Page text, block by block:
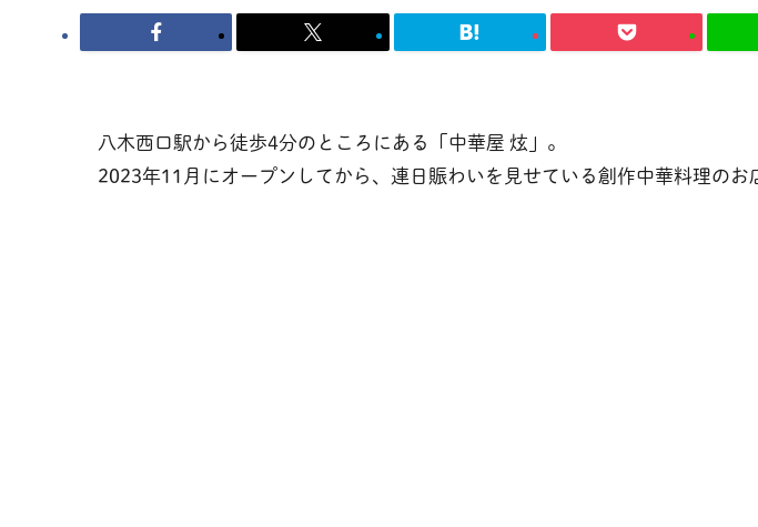
八木西口駅から徒歩4分のところにある「中華屋 炫」。
2023年11月にオープンしてから、連日賑わいを見せている創作中華料理のお